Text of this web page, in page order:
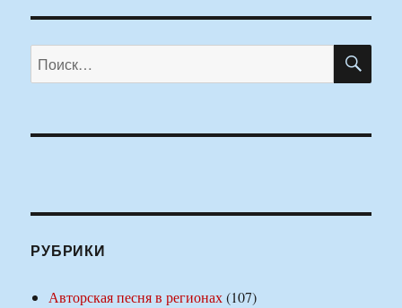
Искать:
РУБРИКИ
Авторская песня в регионах(107)